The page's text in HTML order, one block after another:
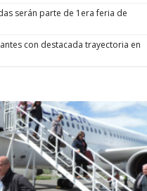
serán parte de 1era feria de
con destacada trayectoria en